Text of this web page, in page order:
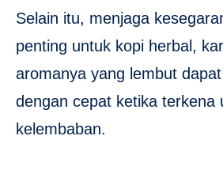
Selain itu, menjaga
penting untuk kopi herbal,
aromanya yang lembut
dengan cepat ketika terkena
kelembaban.